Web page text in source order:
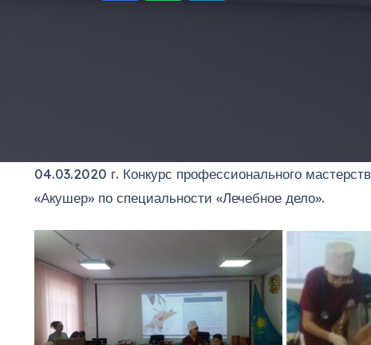
04.03.2020 г. Конкурс профессионального
«Акушер» по специальности «Лечебное дело».